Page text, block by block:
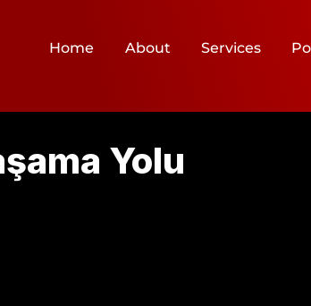
Home About Services
Yolu